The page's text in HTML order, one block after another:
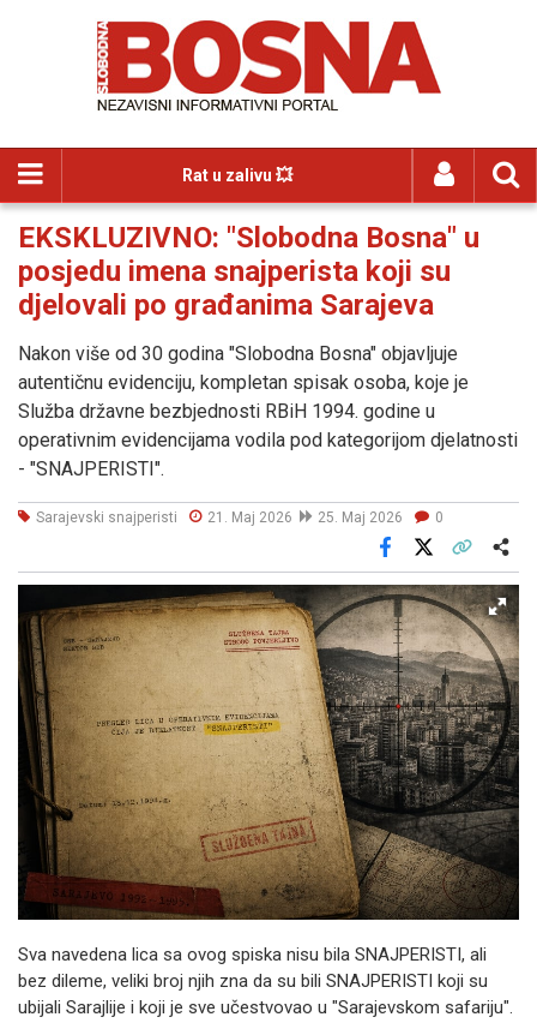
Rat u zalivu 💥
EKSKLUZIVNO: "Slobodna Bosna" u
posjedu imena snajperista koji su
djelovali po građanima Sarajeva
Nakon više od 30 godina "Slobodna Bosna" objavljuje
autentičnu evidenciju, kompletan spisak osoba, koje je
Služba državne bezbjednosti RBiH 1994. godine u
operativnim evidencijama vodila pod kategorijom djelatnosti
- "SNAJPERISTI".
Sarajevski snajperisti 21. Maj 2026 25. Maj 2026 0
Facebook
Sva navedena lica sa ovog spiska nisu bila SNAJPERISTI, ali
bez dileme, veliki broj njih zna da su bili SNAJPERISTI koji su
ubijali Sarajlije i koji je sve učestvovao u "Sarajevskom safariju".